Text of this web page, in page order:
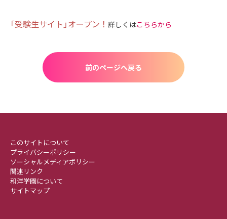
「受験生サイト」オープン！ 詳しくはこちらから
前のページへ戻る
このサイトについて
プライバシーポリシー
ソーシャルメディアポリシー
関連リンク
和洋学園について
サイトマップ